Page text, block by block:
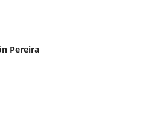
Pereira